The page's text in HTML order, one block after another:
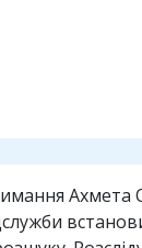
Ахмета